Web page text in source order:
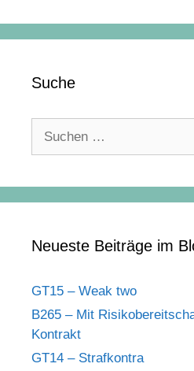
Suche
Neueste Beiträge im
GT15 – Weak two
B265 – Mit
Kontrakt
GT14 – Strafkontra